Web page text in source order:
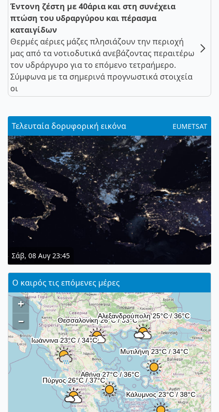
Έντονη ζέστη με 40άρια και στη συνέχεια
πτώση του υδραργύρου και πέρασμα
καταιγίδων
Θερμές αέριες μάζες πλησιάζουν την περιοχή
μας από τα νοτιοδυτικά ανεβάζοντας περαιτέρω
τον υδράργυρο για το επόμενο τετραήμερο.
Σύμφωνα με τα σημερινά προγνωστικά στοιχεία
οι
Τελευταία δορυφορική εικόνα EUMETSAT
Σάβ, 08 Αυγ 23:45
Ο καιρός τις επόμενες μέρες
+
–